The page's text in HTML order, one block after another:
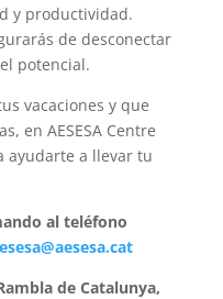
y productividad.
de desconectar
potencial.
vacaciones y que
en AESESA Centre
ayudarte a llevar tu
al teléfono
de Catalunya,